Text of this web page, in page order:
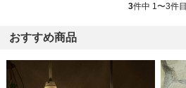
3件中 1〜3件目
おすすめ商品